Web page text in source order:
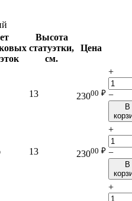
Высота
статуэтки,
см.
Цена
13 23000 ₽
+
−
В
13 23000 ₽
+
−
В
+